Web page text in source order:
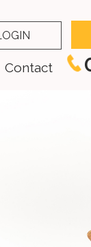
Contact